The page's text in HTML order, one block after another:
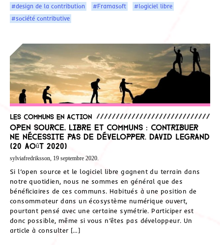
#design de la contribution #Framasoft
#logiciel libre
#société contributive
Les communs en action
Open source, libre et communs : contribuer
ne nécessite pas de développer. David Legrand
(20 août 2020)
sylviafredriksson, 19 septembre 2020.
Si l’open source et le logiciel libre gagnent du terrain dans
notre quotidien, nous ne sommes en général que des
bénéficiaires de ces communs. Habitués à une position de
consommateur dans un écosystème numérique ouvert,
pourtant pensé avec une certaine symétrie. Participer est
donc possible, même si vous n’êtes pas développeur. Un
article à consulter […]